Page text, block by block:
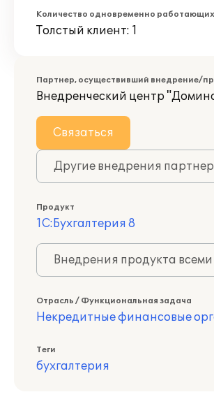
Количество одновременно работающих
Толстый клиент: 1
Партнер, осуществивший внедрение/
Внедренческий центр
Связаться
Другие внедрения
Продукт
1С:Бухгалтерия 8
Внедрения продукта
Отрасль / Функциональная задача
Некредитные финансовые
Теги
бухгалтерия